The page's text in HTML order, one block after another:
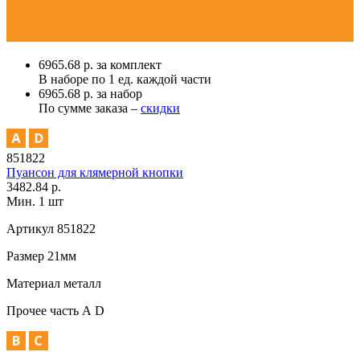
6965.68 р. за комплект
В наборе по 1 ед. каждой части
6965.68 р. за набор
По сумме заказа – скидки
851822
Пуансон для клямерной кнопки
3482.84 р.
Мин. 1 шт
Артикул 851822
Размер 21мм
Материал металл
Прочее часть А D